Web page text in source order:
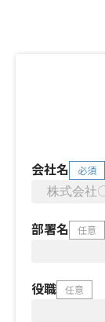
会社名 必須
部署名 任意
役職 任意